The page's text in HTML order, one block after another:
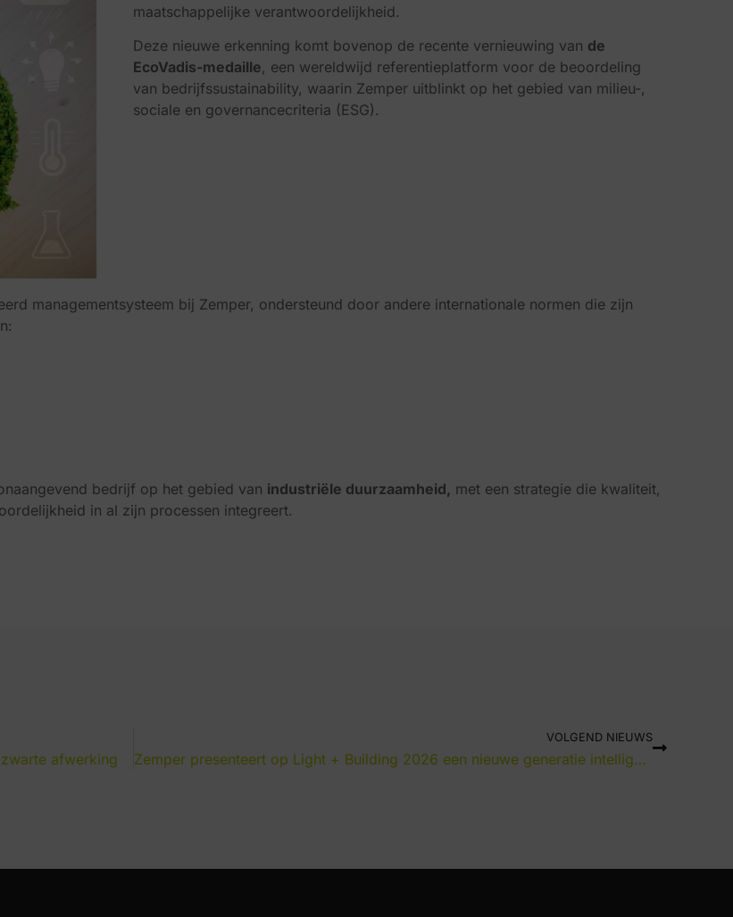
maatschappelijke verantwoordelijkheid.
Deze nieuwe erkenning komt bovenop de recente vernieuwing van de
EcoVadis-medaille, een wereldwijd referentieplatform voor de beoordeling
van bedrijfssustainability, waarin Zemper uitblinkt op het gebied van milieu-,
sociale en governancecriteria (ESG).
managementsysteem bij Zemper, ondersteund door andere internationale normen die zijn
bedrijf op het gebied van industriële duurzaamheid, met een strategie die kwaliteit,
in al zijn processen integreert.
afwerking
VOLGEND NIEUWS
Zemper presenteert op Light + Building 2026 een nieuwe generatie intelligente en duurzame noodverlichting